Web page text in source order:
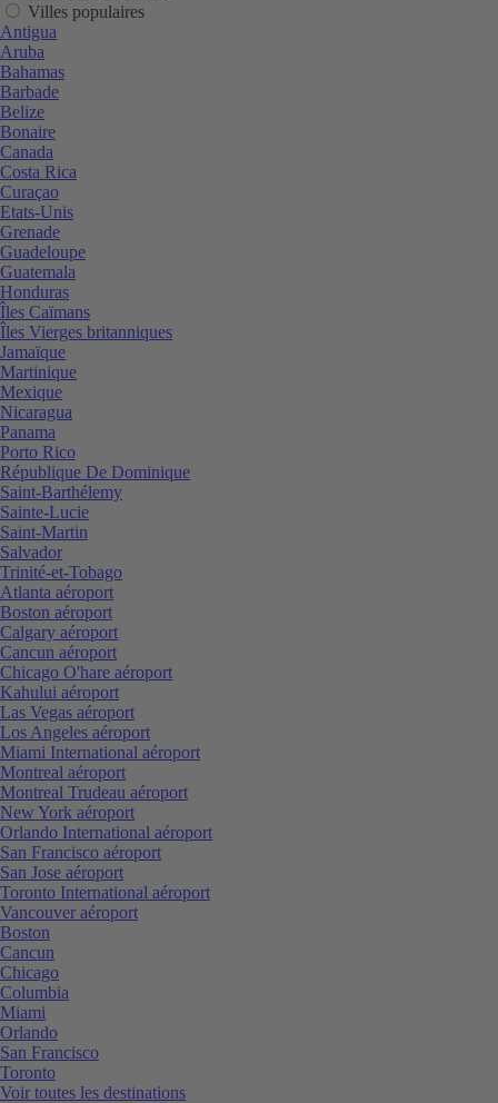
Villes populaires
Antigua
Aruba
Bahamas
Barbade
Belize
Bonaire
Canada
Costa Rica
Curaçao
Etats-Unis
Grenade
Guadeloupe
Guatemala
Honduras
Îles Caïmans
Îles Vierges britanniques
Jamaïque
Martinique
Mexique
Nicaragua
Panama
Porto Rico
République De Dominique
Saint-Barthélemy
Sainte-Lucie
Saint-Martin
Salvador
Trinité-et-Tobago
Atlanta aéroport
Boston aéroport
Calgary aéroport
Cancun aéroport
Chicago O'hare aéroport
Kahului aéroport
Las Vegas aéroport
Los Angeles aéroport
Miami International aéroport
Montreal aéroport
Montreal Trudeau aéroport
New York aéroport
Orlando International aéroport
San Francisco aéroport
San Jose aéroport
Toronto International aéroport
Vancouver aéroport
Boston
Cancun
Chicago
Columbia
Miami
Orlando
San Francisco
Toronto
Voir toutes les destinations